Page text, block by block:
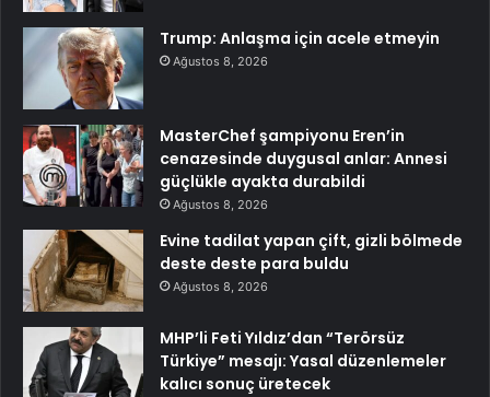
Trump: Anlaşma için acele etmeyin
Ağustos 8, 2026
MasterChef şampiyonu Eren’in
cenazesinde duygusal anlar: Annesi
güçlükle ayakta durabildi
Ağustos 8, 2026
Evine tadilat yapan çift, gizli bölmede
deste deste para buldu
Ağustos 8, 2026
MHP’li Feti Yıldız’dan “Terörsüz
Türkiye” mesajı: Yasal düzenlemeler
kalıcı sonuç üretecek